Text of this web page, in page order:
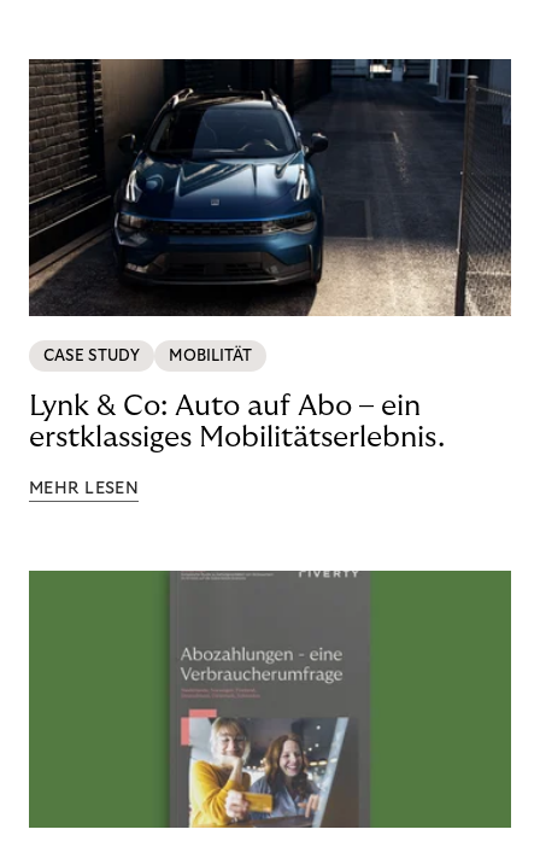
CASE STUDY MOBILITÄT
Lynk & Co: Auto auf Abo – ein
erstklassiges Mobilitätserlebnis.
MEHR LESEN